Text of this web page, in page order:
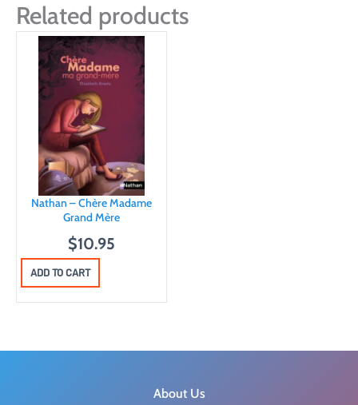
Related products
Nathan – Chère Madame
Grand Mère
$10.95
ADD TO CART
About Us